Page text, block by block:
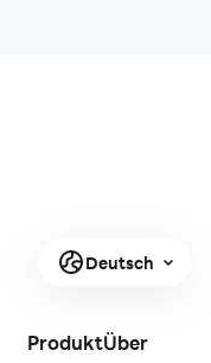
Deutsch
ProduktÜber